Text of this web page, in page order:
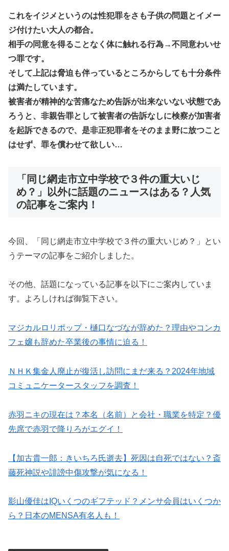
これをイジメというのは性犯罪をさも子供の問題とイメー
ジ付けたい大人の都合。
相手の同意を得ることなく体に触れる行為→不同意わいせ
つ罪です。
そして上記は脅迫も伴っているところからしても十分条件
は満たしています。
被害者が精神的な苦痛なため告訴が出来ないない状態であ
ろうと、非親告罪として被害者の告訴なしに検察が加害者
を起訴できるので、是非正犯罪者をそのまま野に放つこと
はせず、罪を償わせて欲しい…
「同じ網走市立中学校で３件の重大いじ
め？」以外に話題のニュースはある？人気
の記事をご案内！
今回、「同じ網走市立中学校で３件の重大いじめ？」とい
うテーマの記事をご紹介しました。
その他、話題になっている記事を以下にご案内していま
す。よろしければ御覧下さい。
マジカルロリポップ・樋口なづなが辞めた？理由やコンカ
フェ嬢も辞めた卒業後の事情に迫る！
ＮＨＫ集金人廃止が復活し訪問にまだ来る？2024年地域
コミュニケータースタッフを調査！
赤羽ニキの現在は？本名（名前）と会社・職業を特定？優
先席で赤羽で降りろがエグイ！
【加古貴一郎：きいちろ氏逝去】死因は自死ではない？斎
藤死神説や誹謗中傷攻撃が気になる！
影山優佳はIQいくつのギフテッド？メンサ会員はいくつか
ら？日本のMENSA有名人も！